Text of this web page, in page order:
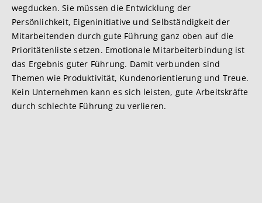
wegducken. Sie müssen die Entwicklung der
Persönlichkeit, Eigeninitiative und Selbständigkeit der
Mitarbeitenden durch gute Führung ganz oben auf die
Prioritätenliste setzen. Emotionale Mitarbeiterbindung ist
das Ergebnis guter Führung. Damit verbunden sind
Themen wie Produktivität, Kundenorientierung und Treue.
Kein Unternehmen kann es sich leisten, gute Arbeitskräfte
durch schlechte Führung zu verlieren.